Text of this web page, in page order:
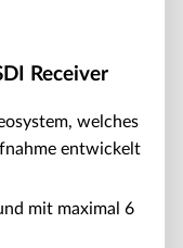
Receiver
welches
entwickelt
mit maximal 6